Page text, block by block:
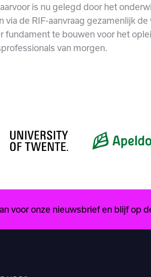
is nu gelegd door het
via de RIF-aanvraag gezamenlijk
fundament te bouwen voor het
van morgen.
voor onze nieuwsbrief en blijf op